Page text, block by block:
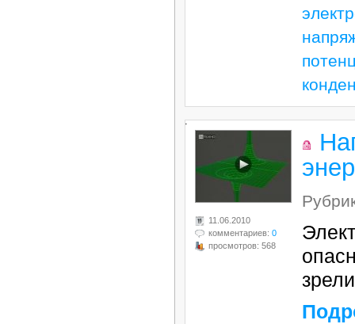
.
11.06.2010
комментариев: 0
просмотров: 568